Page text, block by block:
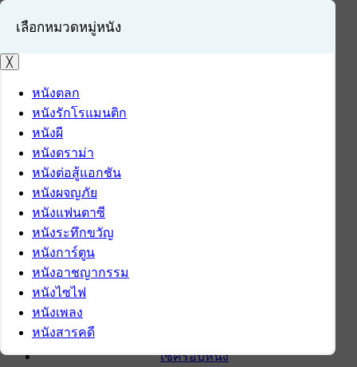
เข้าสู่ระบบ
สมัครสมาชิก
เช็ครอบหนัง
เลือกหมวดหมู่หนัง
╳
หนังตลก
หนังรักโรแมนติก
หนังผี
หนังดราม่า
หนังต่อสู้แอกชัน
หนังผจญภัย
หนังแฟนตาซี
หนังระทึกขวัญ
หนังการ์ตูน
หนังอาชญากรรม
หนังไซไฟ
หนังเพลง
หนังสารคดี